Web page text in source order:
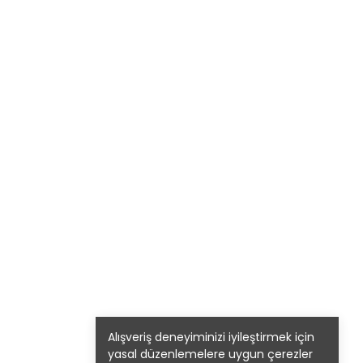
Alışveriş deneyiminizi iyileştirmek için
yasal düzenlemelere uygun çerezler